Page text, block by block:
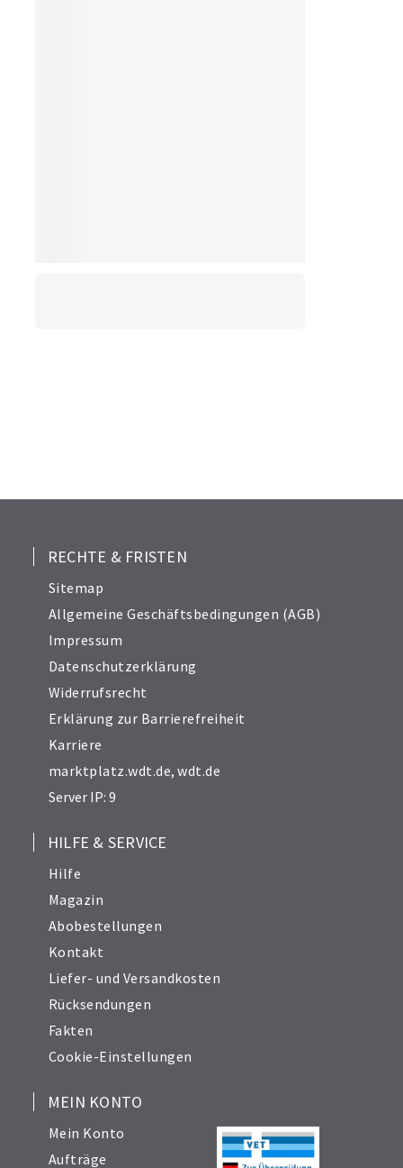
RECHTE & FRISTEN
Sitemap
Allgemeine Geschäftsbedingungen (AGB)
Impressum
Datenschutzerklärung
Widerrufsrecht
Erklärung zur Barrierefreiheit
Karriere
marktplatz.wdt.de,wdt.de
Server IP: 9
HILFE & SERVICE
Hilfe
Magazin
Abobestellungen
Kontakt
Liefer- und Versandkosten
Rücksendungen
Fakten
Cookie-Einstellungen
MEIN KONTO
Mein Konto
Aufträge